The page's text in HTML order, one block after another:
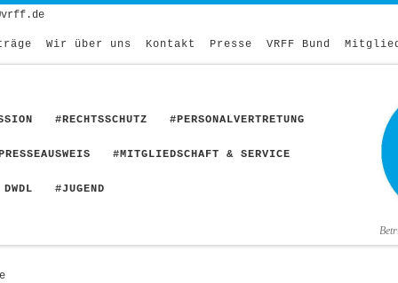
Wir über uns Kontakt Presse VRFF Bund
#RECHTSSCHUTZ #PERSONALVERTRETUNG
#MITGLIEDSCHAFT & SERVICE
#JUGEND